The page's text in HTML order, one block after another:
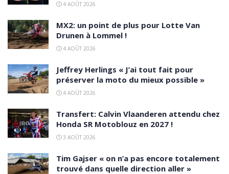
4 AOÛT 2026
MX2: un point de plus pour Lotte Van
Drunen à Lommel !
4 AOÛT 2026
Jeffrey Herlings « J’ai tout fait pour
préserver la moto du mieux possible »
4 AOÛT 2026
Transfert: Calvin Vlaanderen attendu chez
Honda SR Motoblouz en 2027 !
3 AOÛT 2026
Tim Gajser « on n’a pas encore totalement
trouvé dans quelle direction aller »